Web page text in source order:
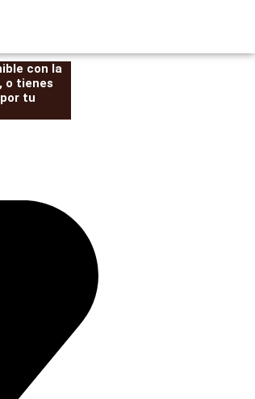
con la
o tienes
tu